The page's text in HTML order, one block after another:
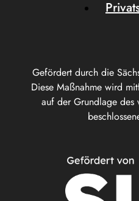
Gefördert durch die
Diese Maßnahme wird
auf der Grundlage des